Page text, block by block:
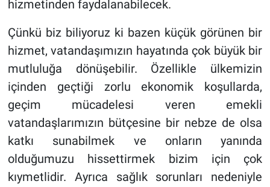
hizmetinden faydalanabilecek.
Çünkü biz biliyoruz ki bazen küçük görünen bir
hizmet, vatandaşımızın hayatında çok büyük bir
mutluluğa dönüşebilir. Özellikle ülkemizin
içinden geçtiği zorlu ekonomik koşullarda,
geçim mücadelesi veren emekli
vatandaşlarımızın bütçesine bir nebze de olsa
katkı sunabilmek ve onların yanında
olduğumuzu hissettirmek bizim için çok
kıymetlidir. Ayrıca sağlık sorunları nedeniyle